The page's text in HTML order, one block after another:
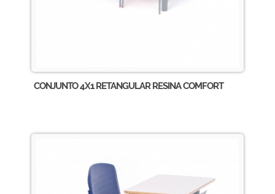
CONJUNTO 4X1 RETANGULAR RESINA COMFORT